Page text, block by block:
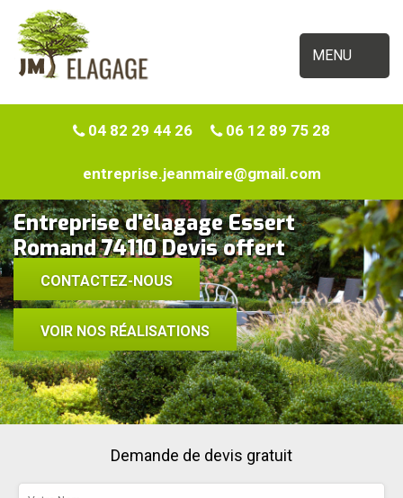
MENU
04 82 29 44 26 06 12 89 75 28
entreprise.jeanmaire@gmail.com
Entreprise d'élagage Essert
Romand 74110 Devis offert
CONTACTEZ-NOUS
VOIR NOS RÉALISATIONS
Demande de devis gratuit